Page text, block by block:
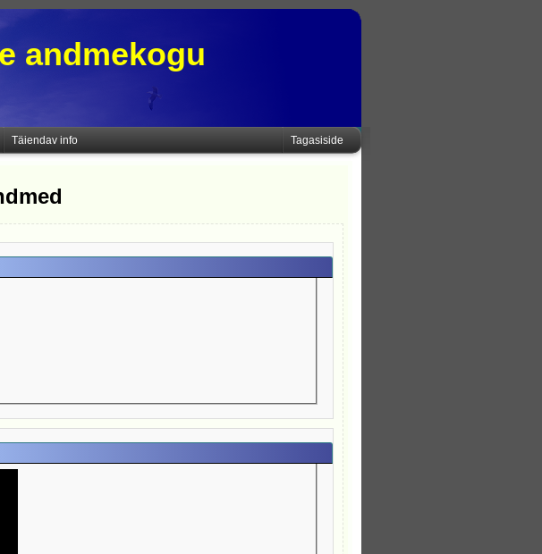
andmekogu
Täiendav info Tagasiside